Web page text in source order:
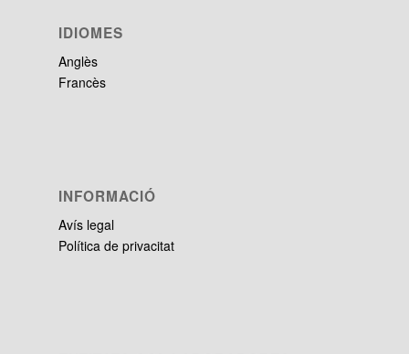
IDIOMES
Anglès
Francès
INFORMACIÓ
Avís legal
Política de privacitat